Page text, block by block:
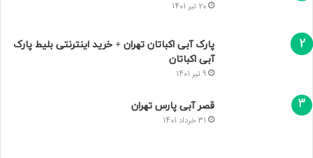
20 تیر 1401
پارک آبی اکباتان تهران + خرید اینترنتی بلیط پارک
آبی اکباتان
9 تیر 1401
قصر آبی پارس تهران
31 خرداد 1401